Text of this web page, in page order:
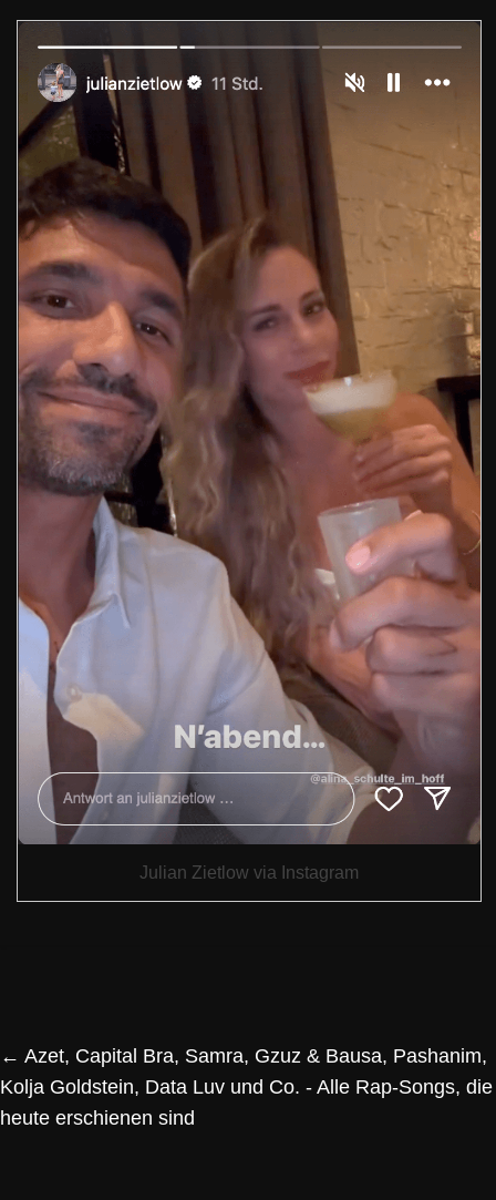
Julian Zietlow via Instagram
← Azet, Capital Bra, Samra, Gzuz & Bausa, Pashanim,
Kolja Goldstein, Data Luv und Co. - Alle Rap-Songs, die
heute erschienen sind